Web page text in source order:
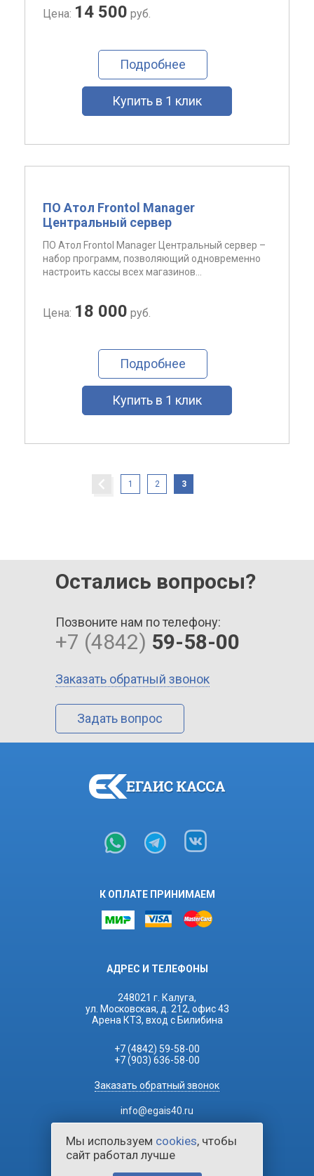
Цена: 14 500 руб.
Подробнее
Купить в 1 клик
ПО Атол Frontol Manager
Центральный сервер
ПО Атол Frontol Manager Центральный сервер –
набор программ, позволяющий одновременно
настроить кассы всех магазинов...
Цена: 18 000 руб.
Подробнее
Купить в 1 клик
1 2 3
Остались вопросы?
Позвоните нам по телефону:
+7 (4842) 59-58-00
Заказать обратный звонок
Задать вопрос
К ОПЛАТЕ ПРИНИМАЕМ
АДРЕС И ТЕЛЕФОНЫ
248021 г. Калуга,
ул. Московская, д. 212, офис 43
Арена КТЗ, вход с Билибина
+7 (4842) 59-58-00
+7 (903) 636-58-00
Заказать обратный звонок
info@egais40.ru
Мы используем cookies, чтобы
сайт работал лучше